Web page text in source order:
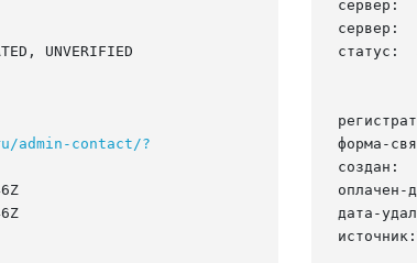
UNVERIFIED
admin-contact/?
сервер:
сервер:
статус:
форма-
создан:
оплачен-
дата-